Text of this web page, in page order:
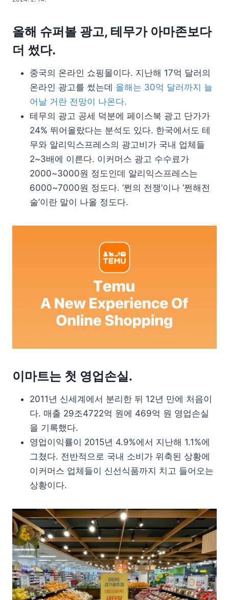
올해 슈퍼볼 광고, 테무가 아마존보다
더 썼다.
중국의 온라인 쇼핑몰이다. 지난해 17억 달러의
온라인 광고를 썼는데 올해는 30억 달러까지 늘
어날 거란 전망이 나온다.
테무의 광고 공세 덕분에 페이스북 광고 단가가
24% 뛰어올랐다는 분석도 있다. 한국에서도 테
무와 알리익스프레스의 광고비가 국내 업체들
2~3배에 이른다. 이커머스 광고 수수료가
2000~3000원 정도인데 알리익스프레스는
6000~7000원 정도다. ‘쩐의 전쟁’이나 ‘쩐해전
술’이란 말이 나올 정도다.
이마트는 첫 영업손실.
2011년 신세계에서 분리한 뒤 12년 만에 처음이
다. 매출 29조4722억 원에 469억 원 영업손실
을 기록했다.
영업이익률이 2015년 4.9%에서 지난해 1.1%에
그쳤다. 전반적으로 국내 소비가 위축된 상황에
이커머스 업체들이 신선식품까지 치고 들어오는
상황이다.